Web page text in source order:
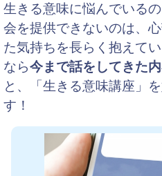
生きる意味に悩んでいる
会を提供できないのは、
た気持ちを長らく抱えて
なら今まで話をしてきた
と、「生きる意味講座」
す！